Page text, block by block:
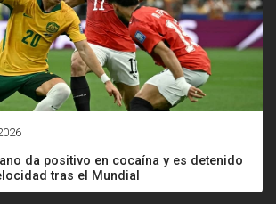
da positivo en cocaína y es detenido
tras el Mundial